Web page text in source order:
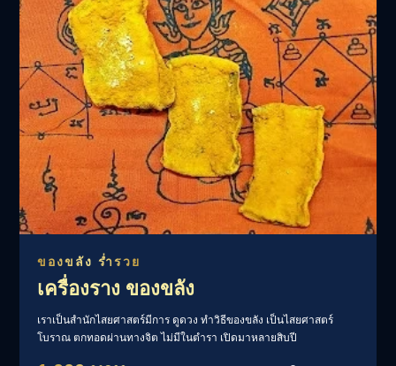
ของขลัง ร่ำรวย
เครื่องราง ของขลัง
เราเป็นสำนักไสยศาสตร์มีการ ดูดวง ทำวิธีของขลัง เป็นไสยศาสตร์
โบราณ ตกทอดผ่านทางจิต ไม่มีในตำรา เปิดมาหลายสิบปี